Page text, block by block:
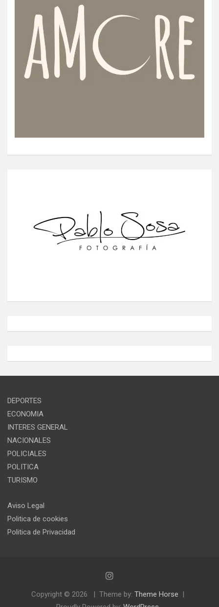
DEPORTES
ECONOMIA
INTERES GENERAL
NACIONALES
POLICIALES
POLITICA
TURISMO
Aviso Legal
Politica de cookies
Politica de Privacidad
Copyright © 2026 Theme by: Theme Horse